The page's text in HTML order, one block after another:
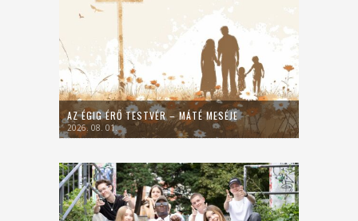
AZ ÉGIG ÉRŐ TESTVÉR – MÁTÉ MESÉJE
2026. 08. 01.